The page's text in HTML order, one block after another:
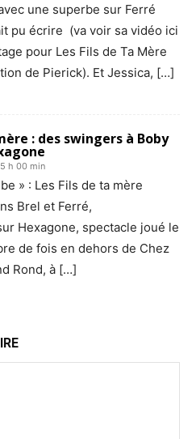
une superbe sur Ferré
pu écrire (va voir sa vidéo ici
pour Les Fils de Ta Mère
de Pierick). Et Jessica, […]
: des swingers à Boby
h 00 min
» : Les Fils de ta mère
Brel et Ferré,
Hexagone, spectacle joué le
de fois en dehors de Chez
Rond, à […]